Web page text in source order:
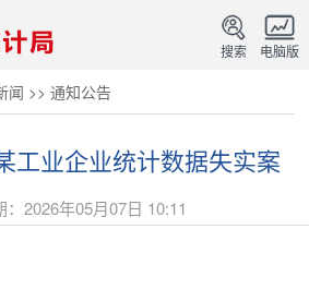
电脑版
搜索
闻 >>通知公告
工业企业统计数据失实案
：2026年05月07日 10:11